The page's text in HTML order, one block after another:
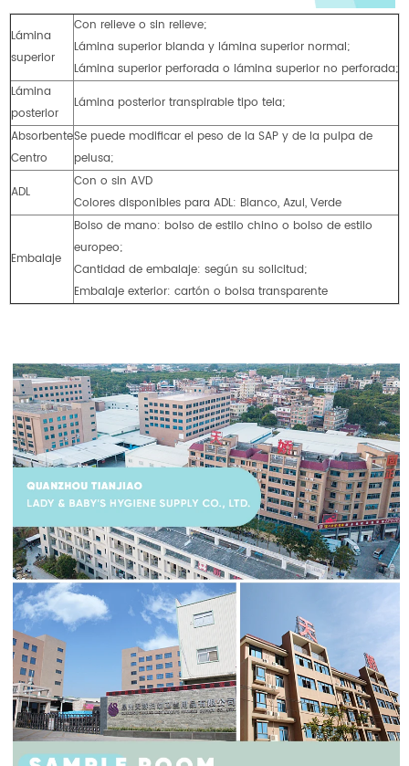
Lámina
superior
Con relieve o sin relieve;
Lámina superior blanda y lámina superior normal;
Lámina superior perforada o lámina superior no perforada;
Lámina
posterior
Lámina posterior transpirable tipo tela;
Absorbente
Centro
Se puede modificar el peso de la SAP y de la pulpa de
pelusa;
ADL
Con o sin AVD
Colores disponibles para ADL: Blanco, Azul, Verde
Embalaje
Bolso de mano: bolso de estilo chino o bolso de estilo
europeo;
Cantidad de embalaje: según su solicitud;
Embalaje exterior: cartón o bolsa transparente